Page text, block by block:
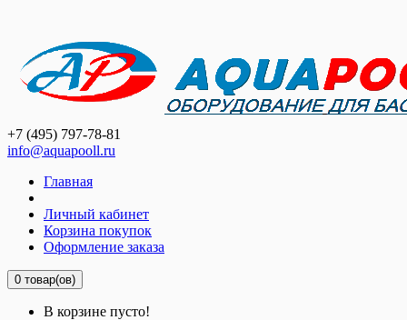
+7 (495) 797-78-81
info@aquapooll.ru
Главная
Личный кабинет
Корзина покупок
Оформление заказа
0 товар(ов)
В корзине пусто!